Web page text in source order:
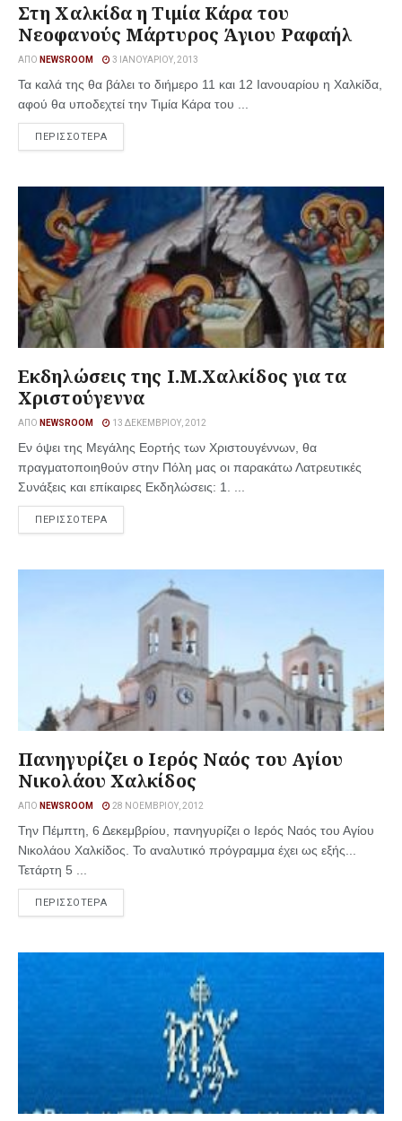
Στη Χαλκίδα η Τιμία Κάρα του
Νεοφανούς Μάρτυρος Άγιου Ραφαήλ
ΑΠΌ NEWSROOM 3 ΙΑΝΟΥΑΡΊΟΥ, 2013
Τα καλά της θα βάλει το διήμερο 11 και 12 Ιανουαρίου η Χαλκίδα,
αφού θα υποδεχτεί την Τιμία Κάρα του ...
ΠΕΡΙΣΣΟΤΕΡΑ
Εκδηλώσεις της Ι.Μ.Χαλκίδος για τα
Χριστούγεννα
ΑΠΌ NEWSROOM 13 ΔΕΚΕΜΒΡΊΟΥ, 2012
Εν όψει της Μεγάλης Εορτής των Χριστουγέννων, θα
πραγματοποιηθούν στην Πόλη μας οι παρακάτω Λατρευτικές
Συνάξεις και επίκαιρες Εκδηλώσεις: 1. ...
ΠΕΡΙΣΣΟΤΕΡΑ
Πανηγυρίζει ο Ιερός Ναός του Αγίου
Νικολάου Χαλκίδος
ΑΠΌ NEWSROOM 28 ΝΟΕΜΒΡΊΟΥ, 2012
Την Πέμπτη, 6 Δεκεμβρίου, πανηγυρίζει ο Ιερός Ναός του Αγίου
Νικολάου Χαλκίδος. Το αναλυτικό πρόγραμμα έχει ως εξής...
Τετάρτη 5 ...
ΠΕΡΙΣΣΟΤΕΡΑ